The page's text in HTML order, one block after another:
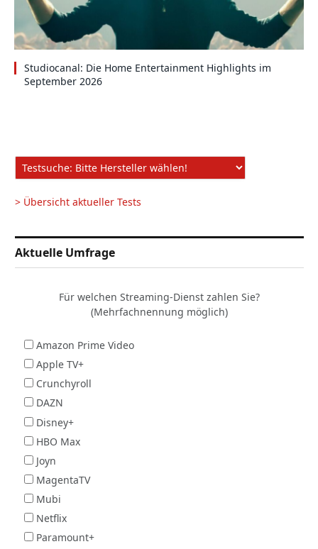
Studiocanal: Die Home Entertainment Highlights im
September 2026
> Übersicht aktueller Tests
Aktuelle Umfrage
Für welchen Streaming-Dienst zahlen Sie?
(Mehrfachnennung möglich)
Amazon Prime Video
Apple TV+
Crunchyroll
DAZN
Disney+
HBO Max
Joyn
MagentaTV
Mubi
Netflix
Paramount+